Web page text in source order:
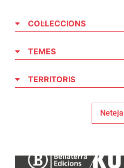
COL·LECCIONS
TEMES
TERRITORIS